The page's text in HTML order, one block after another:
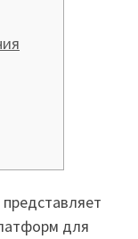
для